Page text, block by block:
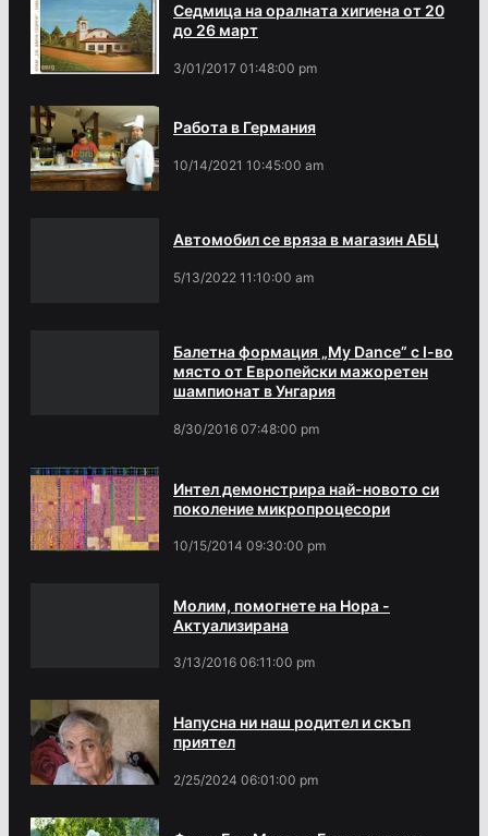
Седмица на оралната хигиена от 20
до 26 март
3/01/2017 01:48:00 pm
Работа в Германия
10/14/2021 10:45:00 am
Автомобил се вряза в магазин АБЦ
5/13/2022 11:10:00 am
Балетна формация „My Dance” с І-во
място от Европейски мажоретен
шампионат в Унгария
8/30/2016 07:48:00 pm
Интел демонстрира най-новото си
поколение микропроцесори
10/15/2014 09:30:00 pm
Молим, помогнете на Нора -
Актуализирана
3/13/2016 06:11:00 pm
Напусна ни наш родител и скъп
приятел
2/25/2024 06:01:00 pm